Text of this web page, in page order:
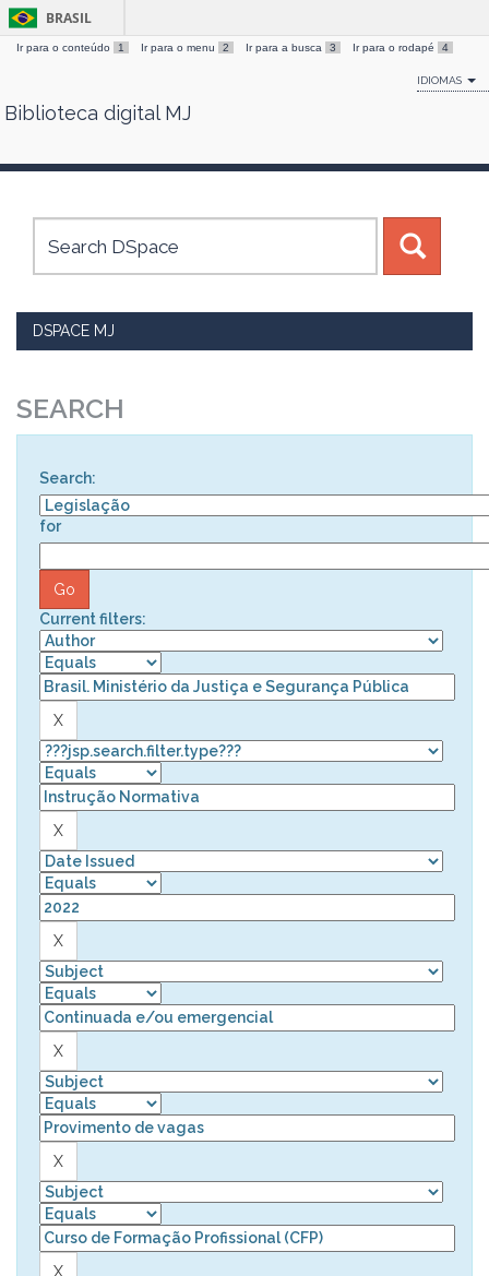
Skip
BRASIL
Ir para o conteúdo 1 Ir para o menu 2 Ir para a busca 3 Ir para o rodapé 4
IDIOMAS
Biblioteca digital MJ
DSPACE MJ
SEARCH
Search:
for
Current filters: